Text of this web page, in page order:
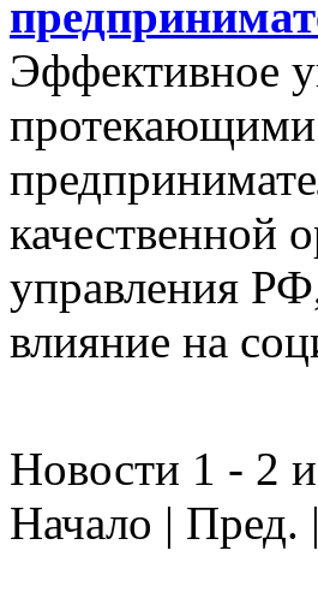
Эффективное
протекающими
качественной
управления
влияние на
Новости 1 - 2
Начало | Пред. |